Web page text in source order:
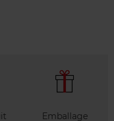
Emballage